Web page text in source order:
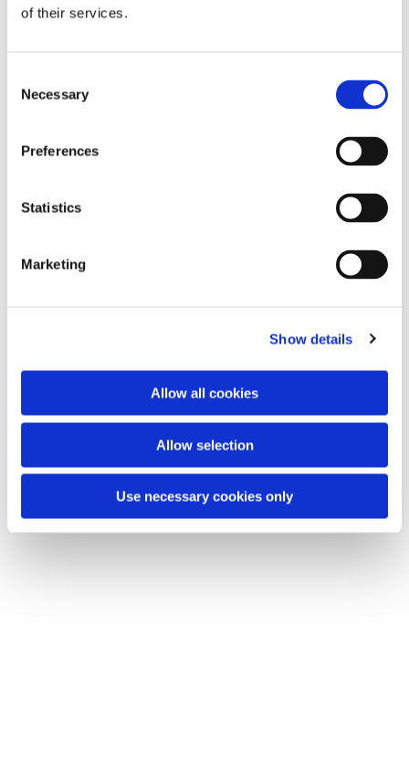
of their services.
Selection
Necessary
Preferences
Statistics
Marketing
Show details
Allow all cookies
Allow selection
Use necessary cookies only
Dies könnte Sie auch interessieren